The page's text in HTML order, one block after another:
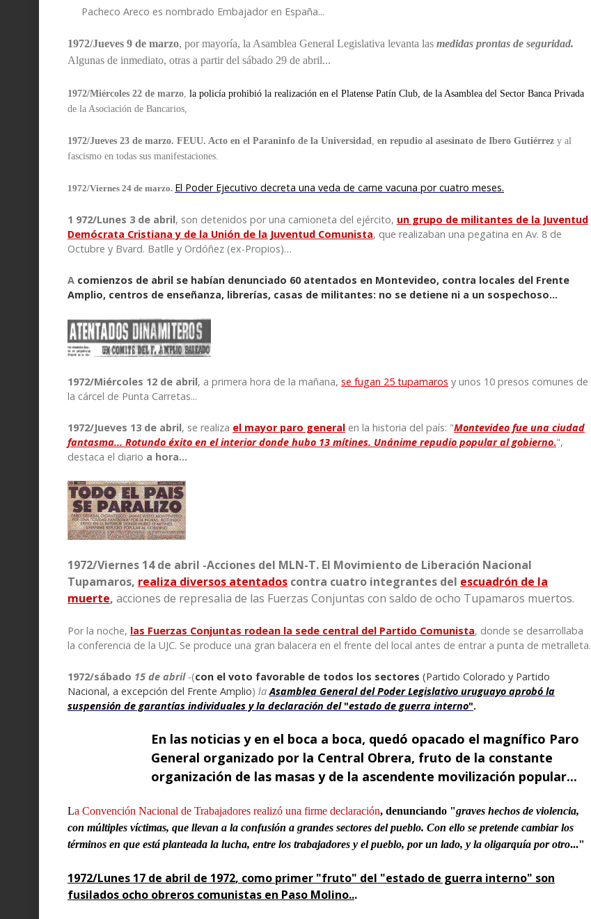
Pacheco Areco es nombrado Embajador en España...
1972/Jueves 9 de marzo, por mayoría, la Asamblea General Legislativa levanta las medidas prontas de seguridad.
Algunas de inmediato, otras a partir del sábado 29 de abril...
1972/Miércoles 22 de marzo la policía prohibió la realización en el Platense Patín Club, de la Asamblea del Sector Banca Privada
de la Asociación de Bancarios,
1972/Jueves 23 de marzo. FEUU. Acto en el Paraninfo de la Universidad en repudio al asesinato de Ibero Gutiérrez y al
fascismo en todas sus manifestaciones.
1972/Viernes 24 de marzo. El Poder Ejecutivo decreta una veda de carne vacuna por cuatro meses.
1 972/Lunes 3 de abril, son detenidos por una camioneta del ejército, un grupo de militantes de la Juventud
Demócrata Cristiana y de la Unión de la Juventud Comunista, que realizaban una pegatina en Av. 8 de
Octubre y Bvard. Batlle y Ordóñez (ex-Propios)…
A comienzos de abril se habían denunciado 60 atentados en Montevideo, contra locales del Frente
Amplio, centros de enseñanza, librerías, casas de militantes: no se detiene ni a un sospechoso…
1972/Miércoles 12 de abril, a primera hora de la mañana, se fugan 25 tupamaros y unos 10 presos comunes de
la cárcel de Punta Carretas...
1972/Jueves 13 de abril, se realiza el mayor paro general en la historia del país: "Montevideo fue una ciudad
fantasma... Rotundo éxito en el interior donde hubo 13 mítines. Unánime repudio popular al gobierno.",
destaca el diario a hora…
1972/Viernes 14 de abril -Acciones del MLN-T. El Movimiento de Liberación Nacional
Tupamaros, realiza diversos atentados contra cuatro integrantes del escuadrón de la
muerte, acciones de represalia de las Fuerzas Conjuntas con saldo de ocho Tupamaros muertos.
Por la noche, las Fuerzas Conjuntas rodean la sede central del Partido Comunista, donde se desarrollaba
la conferencia de la UJC. Se produce una gran balacera en el frente del local antes de entrar a punta de metralleta.
1972/sábado 15 de abril-(con el voto favorable de todos los sectores (Partido Colorado y Partido
Nacional, a excepción del Frente Amplio) laAsamblea General del Poder Legislativo uruguayo aprobó la
suspensión de garantías individuales y la declaración del"estado de guerra interno".
En las noticias y en el boca a boca, quedó opacado el magnífico Paro
General organizado por la Central Obrera, fruto de la constante
organización de las masas y de la ascendente movilización popular...
La Convención Nacional de Trabajadores realizó una firme declaración, denunciando "graves hechos de violencia,
con múltiples víctimas, que llevan a la confusión a grandes sectores del pueblo. Con ello se pretende cambiar los
términos en que está planteada la lucha, entre los trabajadores y el pueblo, por un lado, y la oligarquía por otro..."
1972/Lunes 17 de abril de 1972, como primer "fruto" del "estado de guerra interno" son
fusilados ocho obreros comunistas en Paso Molino...